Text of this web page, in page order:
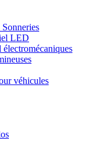
LED
véhicules